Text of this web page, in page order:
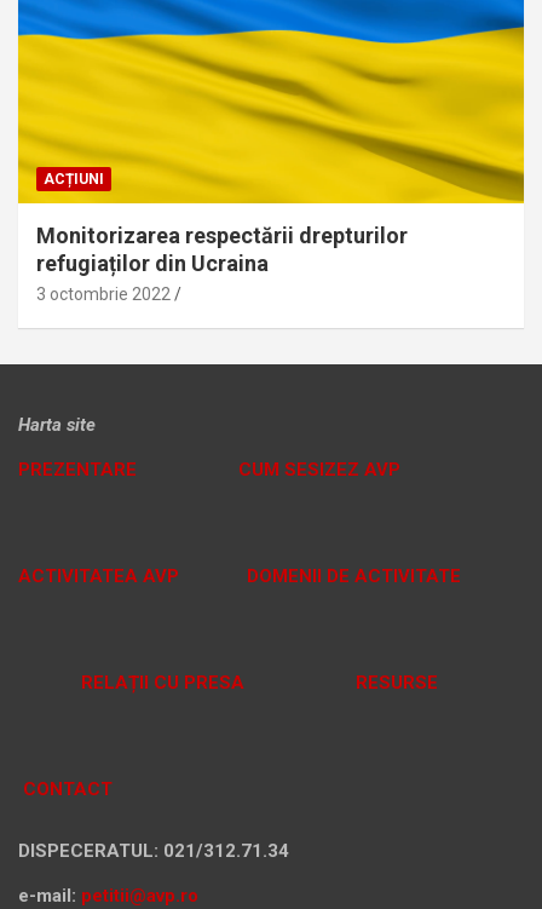
ACȚIUNI
Monitorizarea respectării drepturilor
refugiaților din Ucraina
3 octombrie 2022
Harta site
PREZENTARE CUM SESIZEZ AVP
ACTIVITATEA AVP DOMENII DE ACTIVITATE
RELAȚII CU PRESA RESURSE
CONTACT
DISPECERATUL: 021/312.71.34
e-mail: petitii@avp.ro